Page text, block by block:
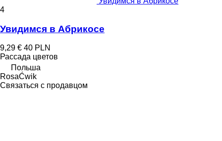
4
Увидимся в Абрикосе
9,29 € 40 PLN
Рассада цветов
Польша
RosaĆwik
Связаться с продавцом